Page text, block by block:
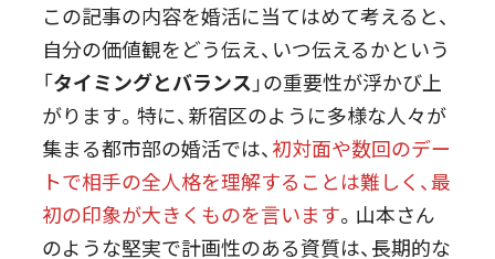
この記事の内容を婚活に当てはめて考えると、
自分の価値観をどう伝え、いつ伝えるかという
「タイミングとバランス」の重要性が浮かび上
がります。特に、新宿区のように多様な人々が
集まる都市部の婚活では、 初対面や数回のデー
トで相手の全人格を理解することは難しく、最
初の印象が大きくものを言います。山本さん
のような堅実で計画性のある資質は、長期的な